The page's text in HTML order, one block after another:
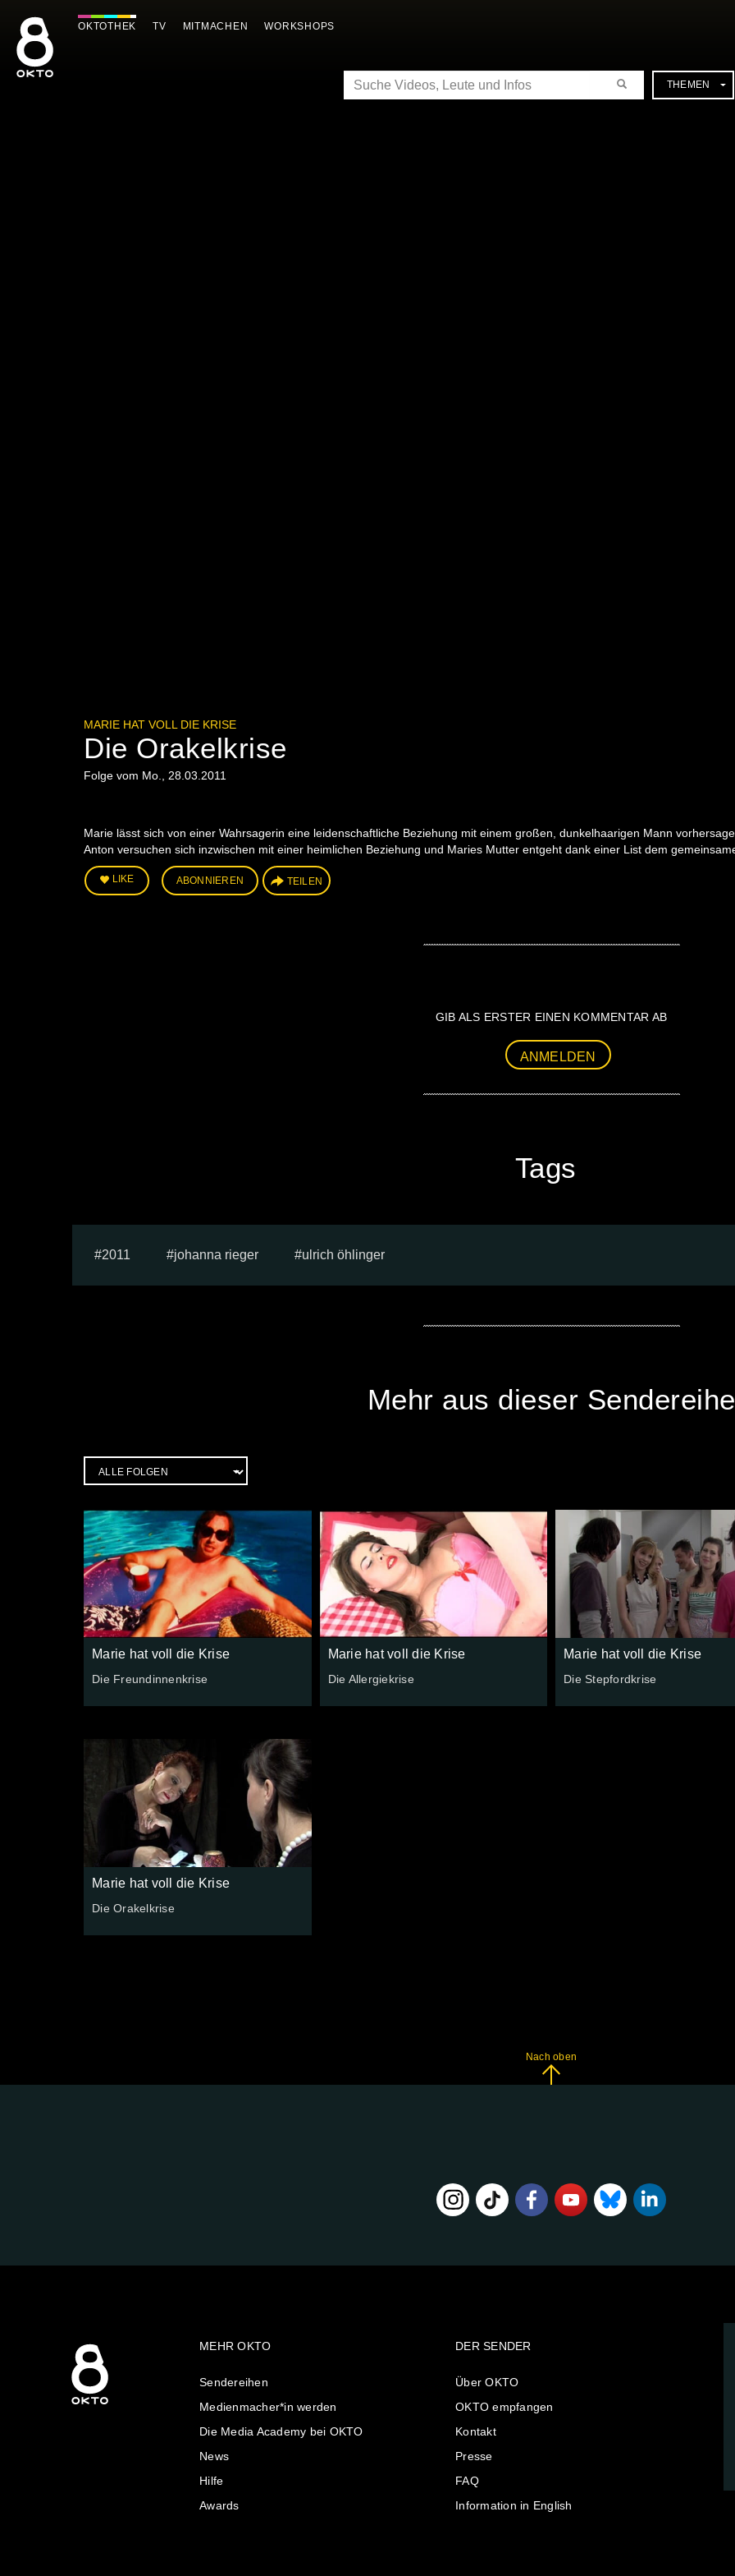
Inhalt
springen
OKTOTHEK TV MITMACHEN WORKSHOPS
SUCHE THEMEN
MARIE HAT VOLL DIE KRISE
Die Orakelkrise
Folge vom Mo., 28.03.2011
Marie lässt sich von einer Wahrsagerin eine leidenschaftliche Beziehung mit einem großen, dunkelhaarigen Mann
Anton versuchen sich inzwischen mit einer heimlichen Beziehung und Maries Mutter entgeht dank einer List dem
LIKE ABONNIEREN TEILEN
GIB ALS ERSTER EINEN KOMMENTAR AB
ANMELDEN
Tags
2011 johanna rieger ulrich öhlinger
Mehr aus dieser Sendereihe
Marie hat voll die Krise
Die Freundinnenkrise
Marie hat voll die Krise
Die Allergiekrise
Marie hat voll die Krise
Die Stepfordkrise
Marie hat voll die Krise
Die Orakelkrise
Nach oben
MEHR OKTO
Sendereihen
Medienmacher*in werden
Die Media Academy bei OKTO
News
Hilfe
Awards
DER SENDER
Über OKTO
OKTO empfangen
Kontakt
Presse
FAQ
Information in English